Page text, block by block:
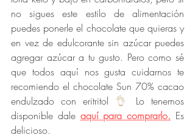
no sigues este estilo de alimentación
puedes ponerle el chocolate que quieras y
en vez de edulcorante sin azúcar puedes
agregar azúcar a tu gusto. Pero como sé
que todos aquí nos gusta cuidarnos te
recomiendo el chocolate Sun 70% cacao
endulzado con eritritol 👌
Lo tenemos
disponible dale aquí para comprarlo. Es
delicioso.